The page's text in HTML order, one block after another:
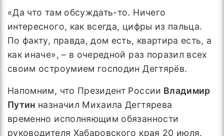
«Да что там обсуждать-то. Ничего
интересного, как всегда, цифры из пальца.
По факту, правда, дом есть, квартира есть, а
как иначе», – в очередной раз поразил всех
своим остроумием господин Дегтярёв.
Напомним, что Президент России Владимир
Путин назначил Михаила Дегтярева
временно исполняющим обязанности
руководителя Хабаровского края 20 июля.